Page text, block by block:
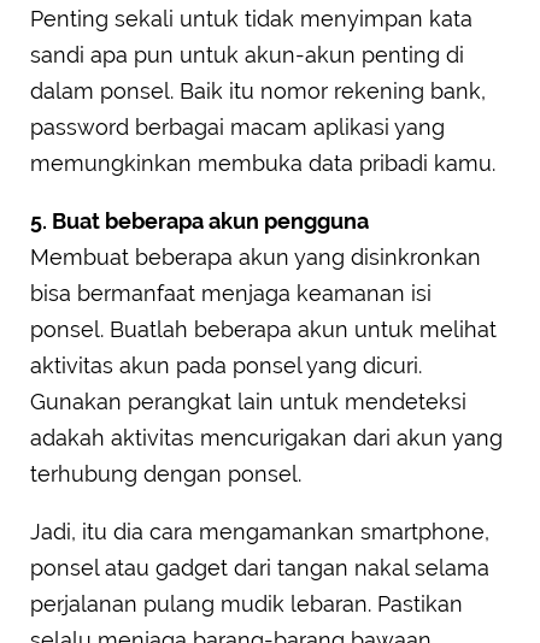
Penting sekali untuk tidak menyimpan kata
sandi apa pun untuk akun-akun penting di
dalam ponsel. Baik itu nomor rekening bank,
password berbagai macam aplikasi yang
memungkinkan membuka data pribadi kamu.
5. Buat beberapa akun pengguna
Membuat beberapa akun yang disinkronkan
bisa bermanfaat menjaga keamanan isi
ponsel. Buatlah beberapa akun untuk melihat
aktivitas akun pada ponsel yang dicuri.
Gunakan perangkat lain untuk mendeteksi
adakah aktivitas mencurigakan dari akun yang
terhubung dengan ponsel.
Jadi, itu dia cara mengamankan smartphone,
ponsel atau gadget dari tangan nakal selama
perjalanan pulang mudik lebaran. Pastikan